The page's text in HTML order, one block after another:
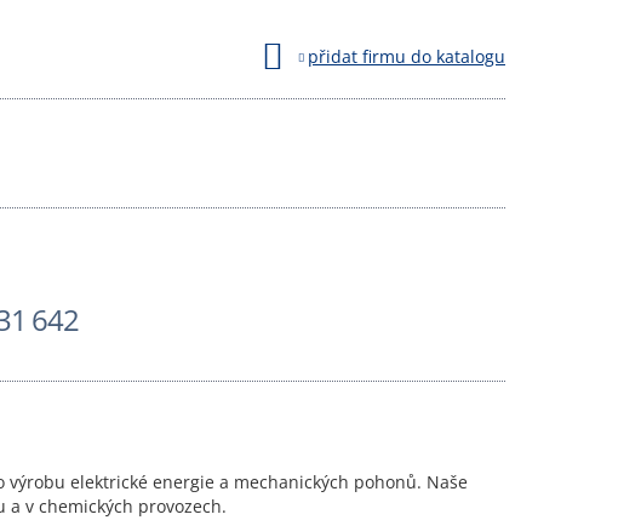
přidat firmu do katalogu
642
elektrické energie a mechanických pohonů. Naše
v chemických provozech.